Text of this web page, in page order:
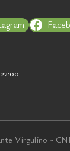
Virgulino -